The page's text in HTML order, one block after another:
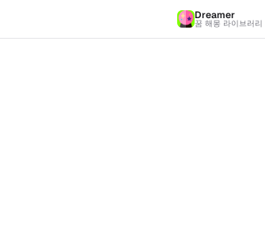
Dreamer
꿈 해몽 라이브러리